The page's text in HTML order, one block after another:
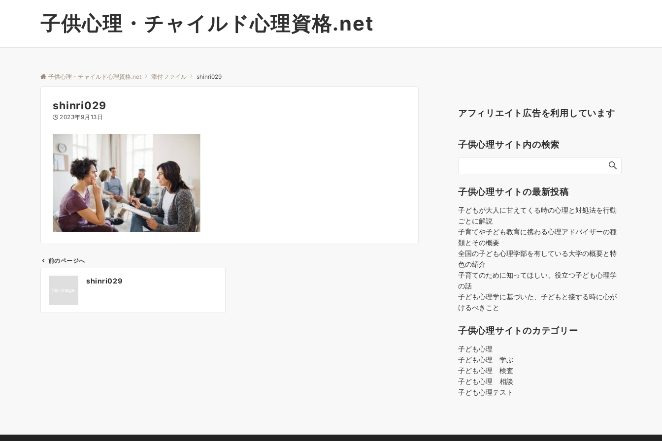
子供心理・チャイルド心理資格.net
子供心理・チャイルド心理資格.net 添付ファイル shinri029
shinri029
2023年9月13日
前のページへ
shinri029
アフィリエイト広告を利用しています
子供心理サイト内の検索
子供心理サイトの最新投稿
子どもが大人に甘えてくる時の心理と対処法を行動
ごとに解説
子育てや子ども教育に携わる心理アドバイザーの種
類とその概要
全国の子ども心理学部を有している大学の概要と特
色の紹介
子育てのために知ってほしい、役立つ子ども心理学
の話
子ども心理学に基づいた、子どもと接する時に心が
けるべきこと
子供心理サイトのカテゴリー
子ども心理
子ども心理 学ぶ
子ども心理 検査
子ども心理 相談
子ども心理テスト